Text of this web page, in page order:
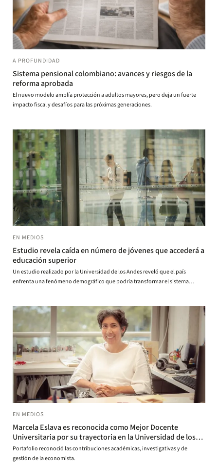
A PROFUNDIDAD
Sistema pensional colombiano: avances y riesgos de la
reforma aprobada
El nuevo modelo amplía protección a adultos mayores, pero deja un fuerte
impacto fiscal y desafíos para las próximas generaciones.
EN MEDIOS
Estudio revela caída en número de jóvenes que accederá a
educación superior
Un estudio realizado por la Universidad de los Andes reveló que el país
enfrenta una fenómeno demográfico que podría transformar el sistema
EN MEDIOS
Marcela Eslava es reconocida como Mejor Docente
Universitaria por su trayectoria en la Universidad de los
Andes
Portafolio reconoció las contribuciones académicas, investigativas y de
gestión de la economista.